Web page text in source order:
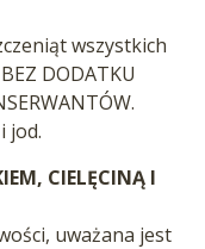
wszystkich
DODATKU
jod.
CIELĘCINĄ I
uważana jest